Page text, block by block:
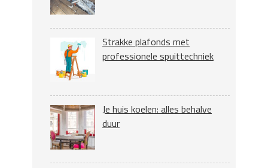
Strakke plafonds met
professionele spuittechniek
Je huis koelen: alles behalve
duur